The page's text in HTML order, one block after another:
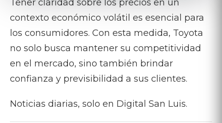
Tener claridad sobre los precios en un
contexto económico volátil es esencial para
los consumidores. Con esta medida, Toyota
no solo busca mantener su competitividad
en el mercado, sino también brindar
confianza y previsibilidad a sus clientes.
Noticias diarias, solo en Digital San Luis.